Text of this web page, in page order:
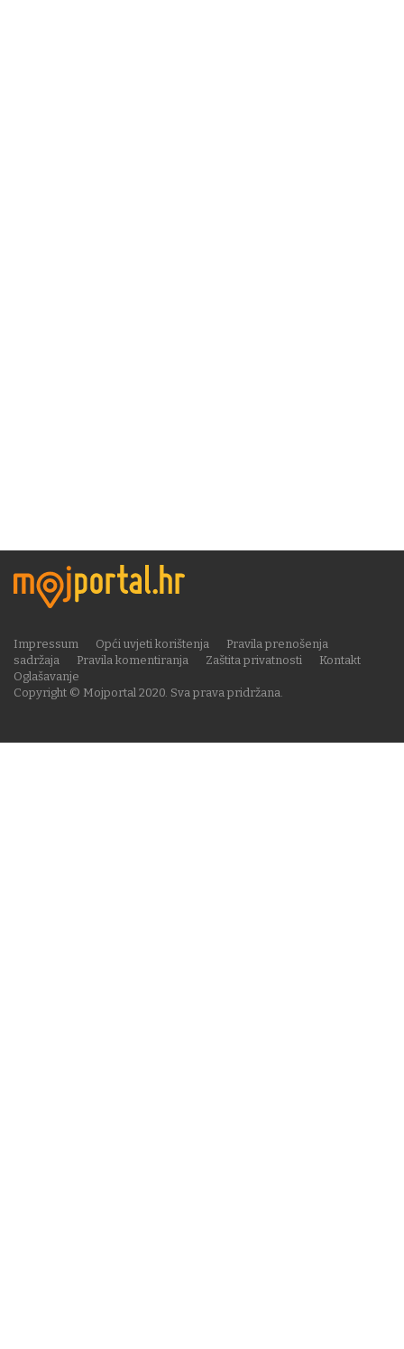
Copyright © Mojportal 2020. Sva prava pridržana.
Impressum Opći uvjeti korištenja
Pravila prenošenja
sadržaja
Pravila komentiranja Zaštita privatnosti
Kontakt
Oglašavanje